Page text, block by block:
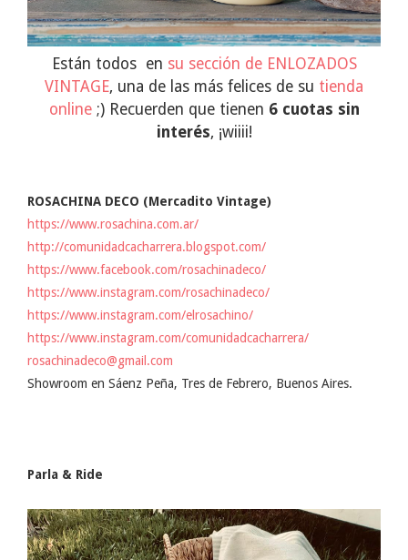
Están todos en su sección de ENLOZADOS
VINTAGE, una de las más felices de su tienda
online;) Recuerden que tienen 6 cuotas sin
interés, ¡wiiii!
ROSACHINA DECO (Mercadito Vintage)
https://www.rosachina.com.ar/
http://comunidadcacharrera.blogspot.com/
https://www.facebook.com/rosachinadeco/
https://www.instagram.com/rosachinadeco/
https://www.instagram.com/elrosachino/
https://www.instagram.com/comunidadcacharrera/
rosachinadeco@gmail.com
Showroom en Sáenz Peña, Tres de Febrero, Buenos Aires.
Parla & Ride